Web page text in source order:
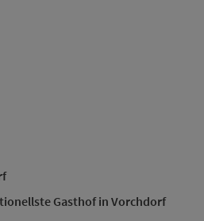
Gasthof in Vorchdorf